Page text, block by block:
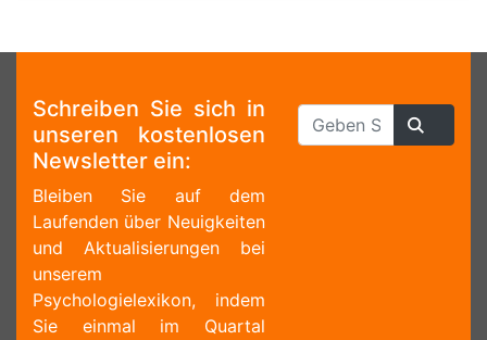
Schreiben Sie sich in
unseren kostenlosen
Newsletter ein:
Bleiben Sie auf dem
Laufenden über Neuigkeiten
und Aktualisierungen bei
unserem
Psychologielexikon, indem
Sie einmal im Quartal